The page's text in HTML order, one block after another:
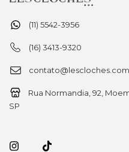
(11) 5542-3956
(16) 3413-9320
Rua Normandia, 92,
SP